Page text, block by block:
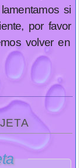
si
por favor
volver en